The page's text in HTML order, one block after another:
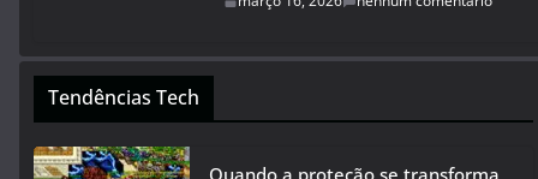
Tendências Tech